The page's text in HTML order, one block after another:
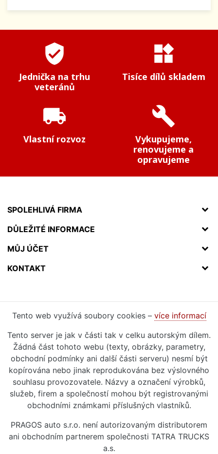
verified_user
Jednička na trhu
veteránů
widgets
Tisíce dílů skladem
local_shipping
Vlastní rozvoz
build
Vykupujeme,
renovujeme a
opravujeme
SPOLEHLIVÁ FIRMA
DŮLEŽITÉ INFORMACE
MŮJ ÚČET
KONTAKT
Tento web využívá soubory cookies – více informací
Tento server je jak v části tak v celku autorským dílem.
Žádná část tohoto webu (texty, obrázky, parametry,
obchodní podmínky ani další části serveru) nesmí být
kopírována nebo jinak reprodukována bez výslovného
souhlasu provozovatele. Názvy a označení výrobků,
služeb, firem a společností mohou být registrovanými
obchodními známkami příslušných vlastníků.
PRAGOS auto s.r.o. není autorizovaným distributorem
ani obchodním partnerem společnosti TATRA TRUCKS
a.s.